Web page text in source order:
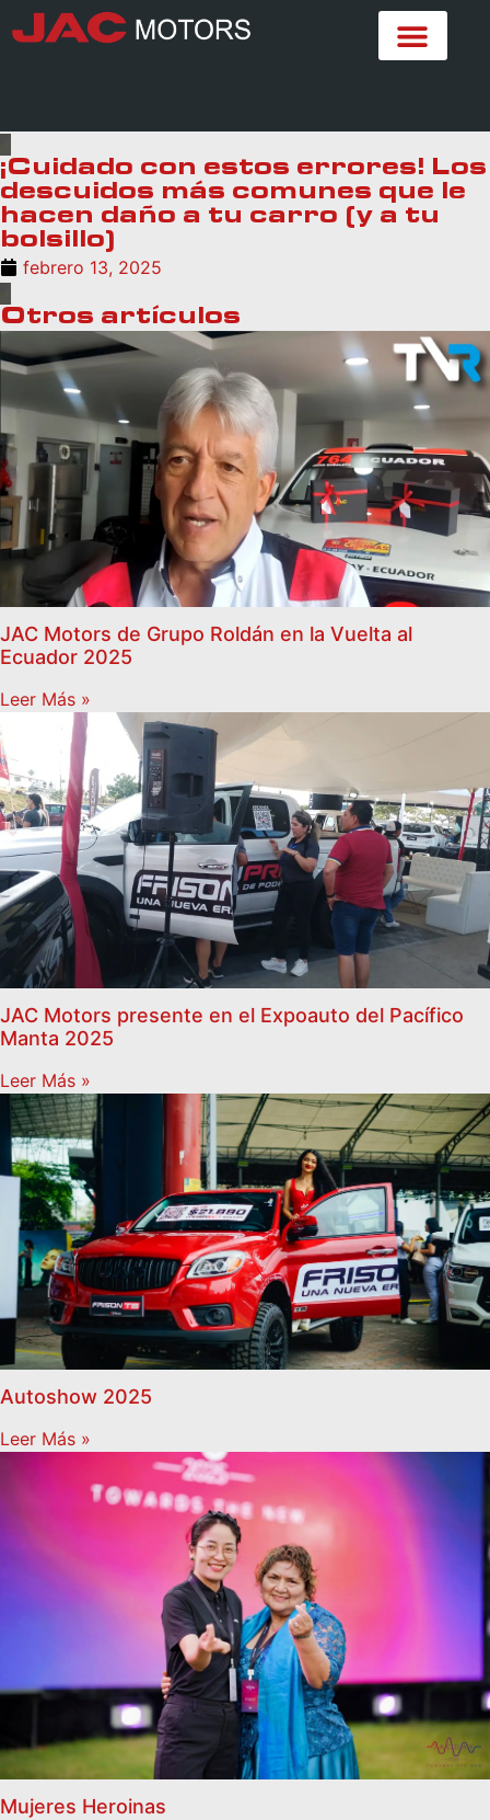
¡Cuidado con estos errores! Los
descuidos más comunes que le
hacen daño a tu carro (y a tu
bolsillo)
febrero 13, 2025
Otros artículos
JAC Motors de Grupo Roldán en la Vuelta al
Ecuador 2025
Leer Más »
JAC Motors presente en el Expoauto del Pacífico
Manta 2025
Leer Más »
Autoshow 2025
Leer Más »
Mujeres Heroinas